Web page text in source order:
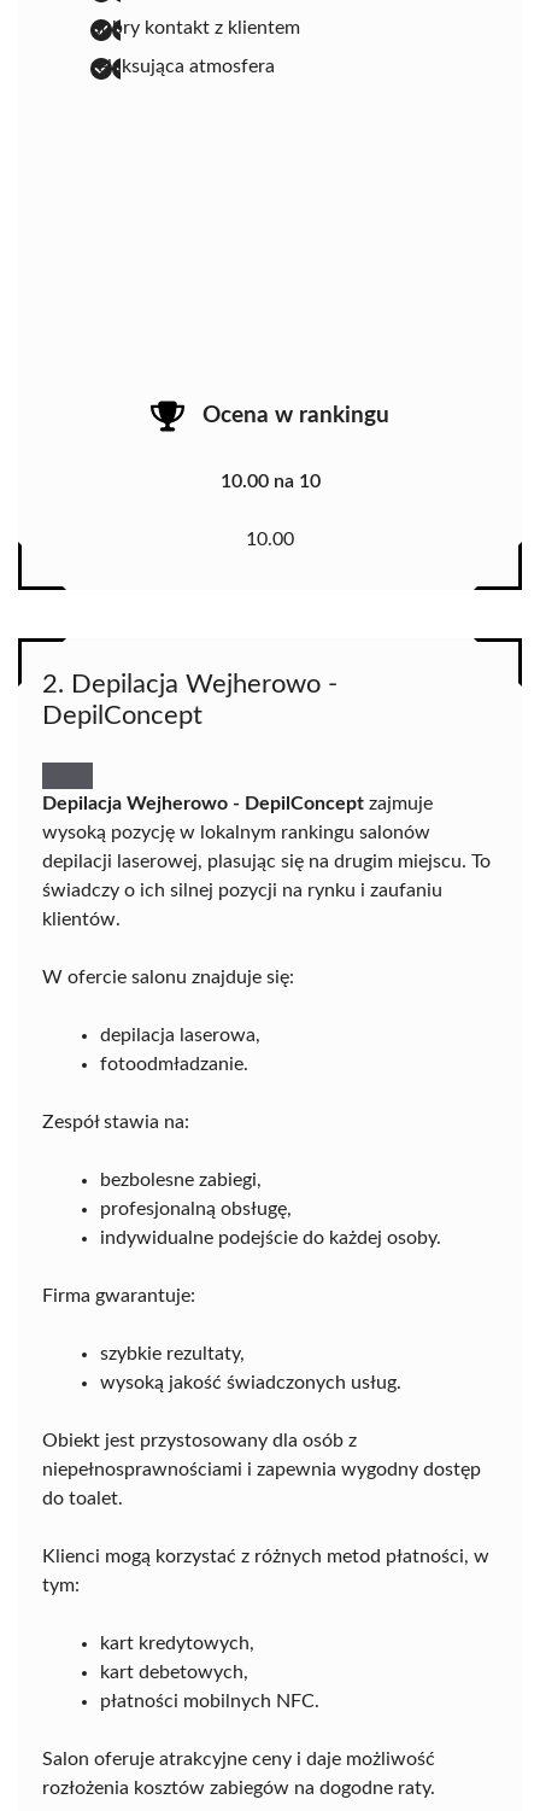
dobry kontakt z klientem
relaksująca atmosfera
Ocena w rankingu
10.00 na 10
10.00
2. Depilacja Wejherowo -
DepilConcept
Depilacja Wejherowo - DepilConcept zajmuje
wysoką pozycję w lokalnym rankingu salonów
depilacji laserowej, plasując się na drugim miejscu. To
świadczy o ich silnej pozycji na rynku i zaufaniu
klientów.
W ofercie salonu znajduje się:
depilacja laserowa,
fotoodmładzanie.
Zespół stawia na:
bezbolesne zabiegi,
profesjonalną obsługę,
indywidualne podejście do każdej osoby.
Firma gwarantuje:
szybkie rezultaty,
wysoką jakość świadczonych usług.
Obiekt jest przystosowany dla osób z
niepełnosprawnościami i zapewnia wygodny dostęp
do toalet.
Klienci mogą korzystać z różnych metod płatności, w
tym:
kart kredytowych,
kart debetowych,
płatności mobilnych NFC.
Salon oferuje atrakcyjne ceny i daje możliwość
rozłożenia kosztów zabiegów na dogodne raty.